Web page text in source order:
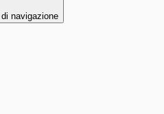
di navigazione